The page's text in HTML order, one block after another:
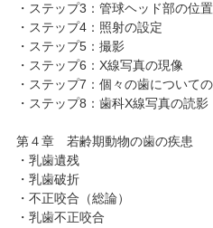
・ステップ3：管球ヘッド部の位
・ステップ4：照射の設定
・ステップ5：撮影
・ステップ6：X線写真の現像
・ステップ7：個々の歯について
・ステップ8：歯科X線写真の読影
第４章 若齢期動物の歯の疾患
・乳歯遺残
・乳歯破折
・不正咬合（総論）
・乳歯不正咬合